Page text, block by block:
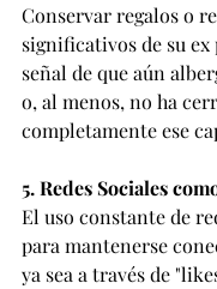
Conservar regalos o
significativos de su ex
señal de que aún
o, al menos, no ha
completamente ese
5. Redes Sociales
El uso constante de
para mantenerse
ya sea a través de